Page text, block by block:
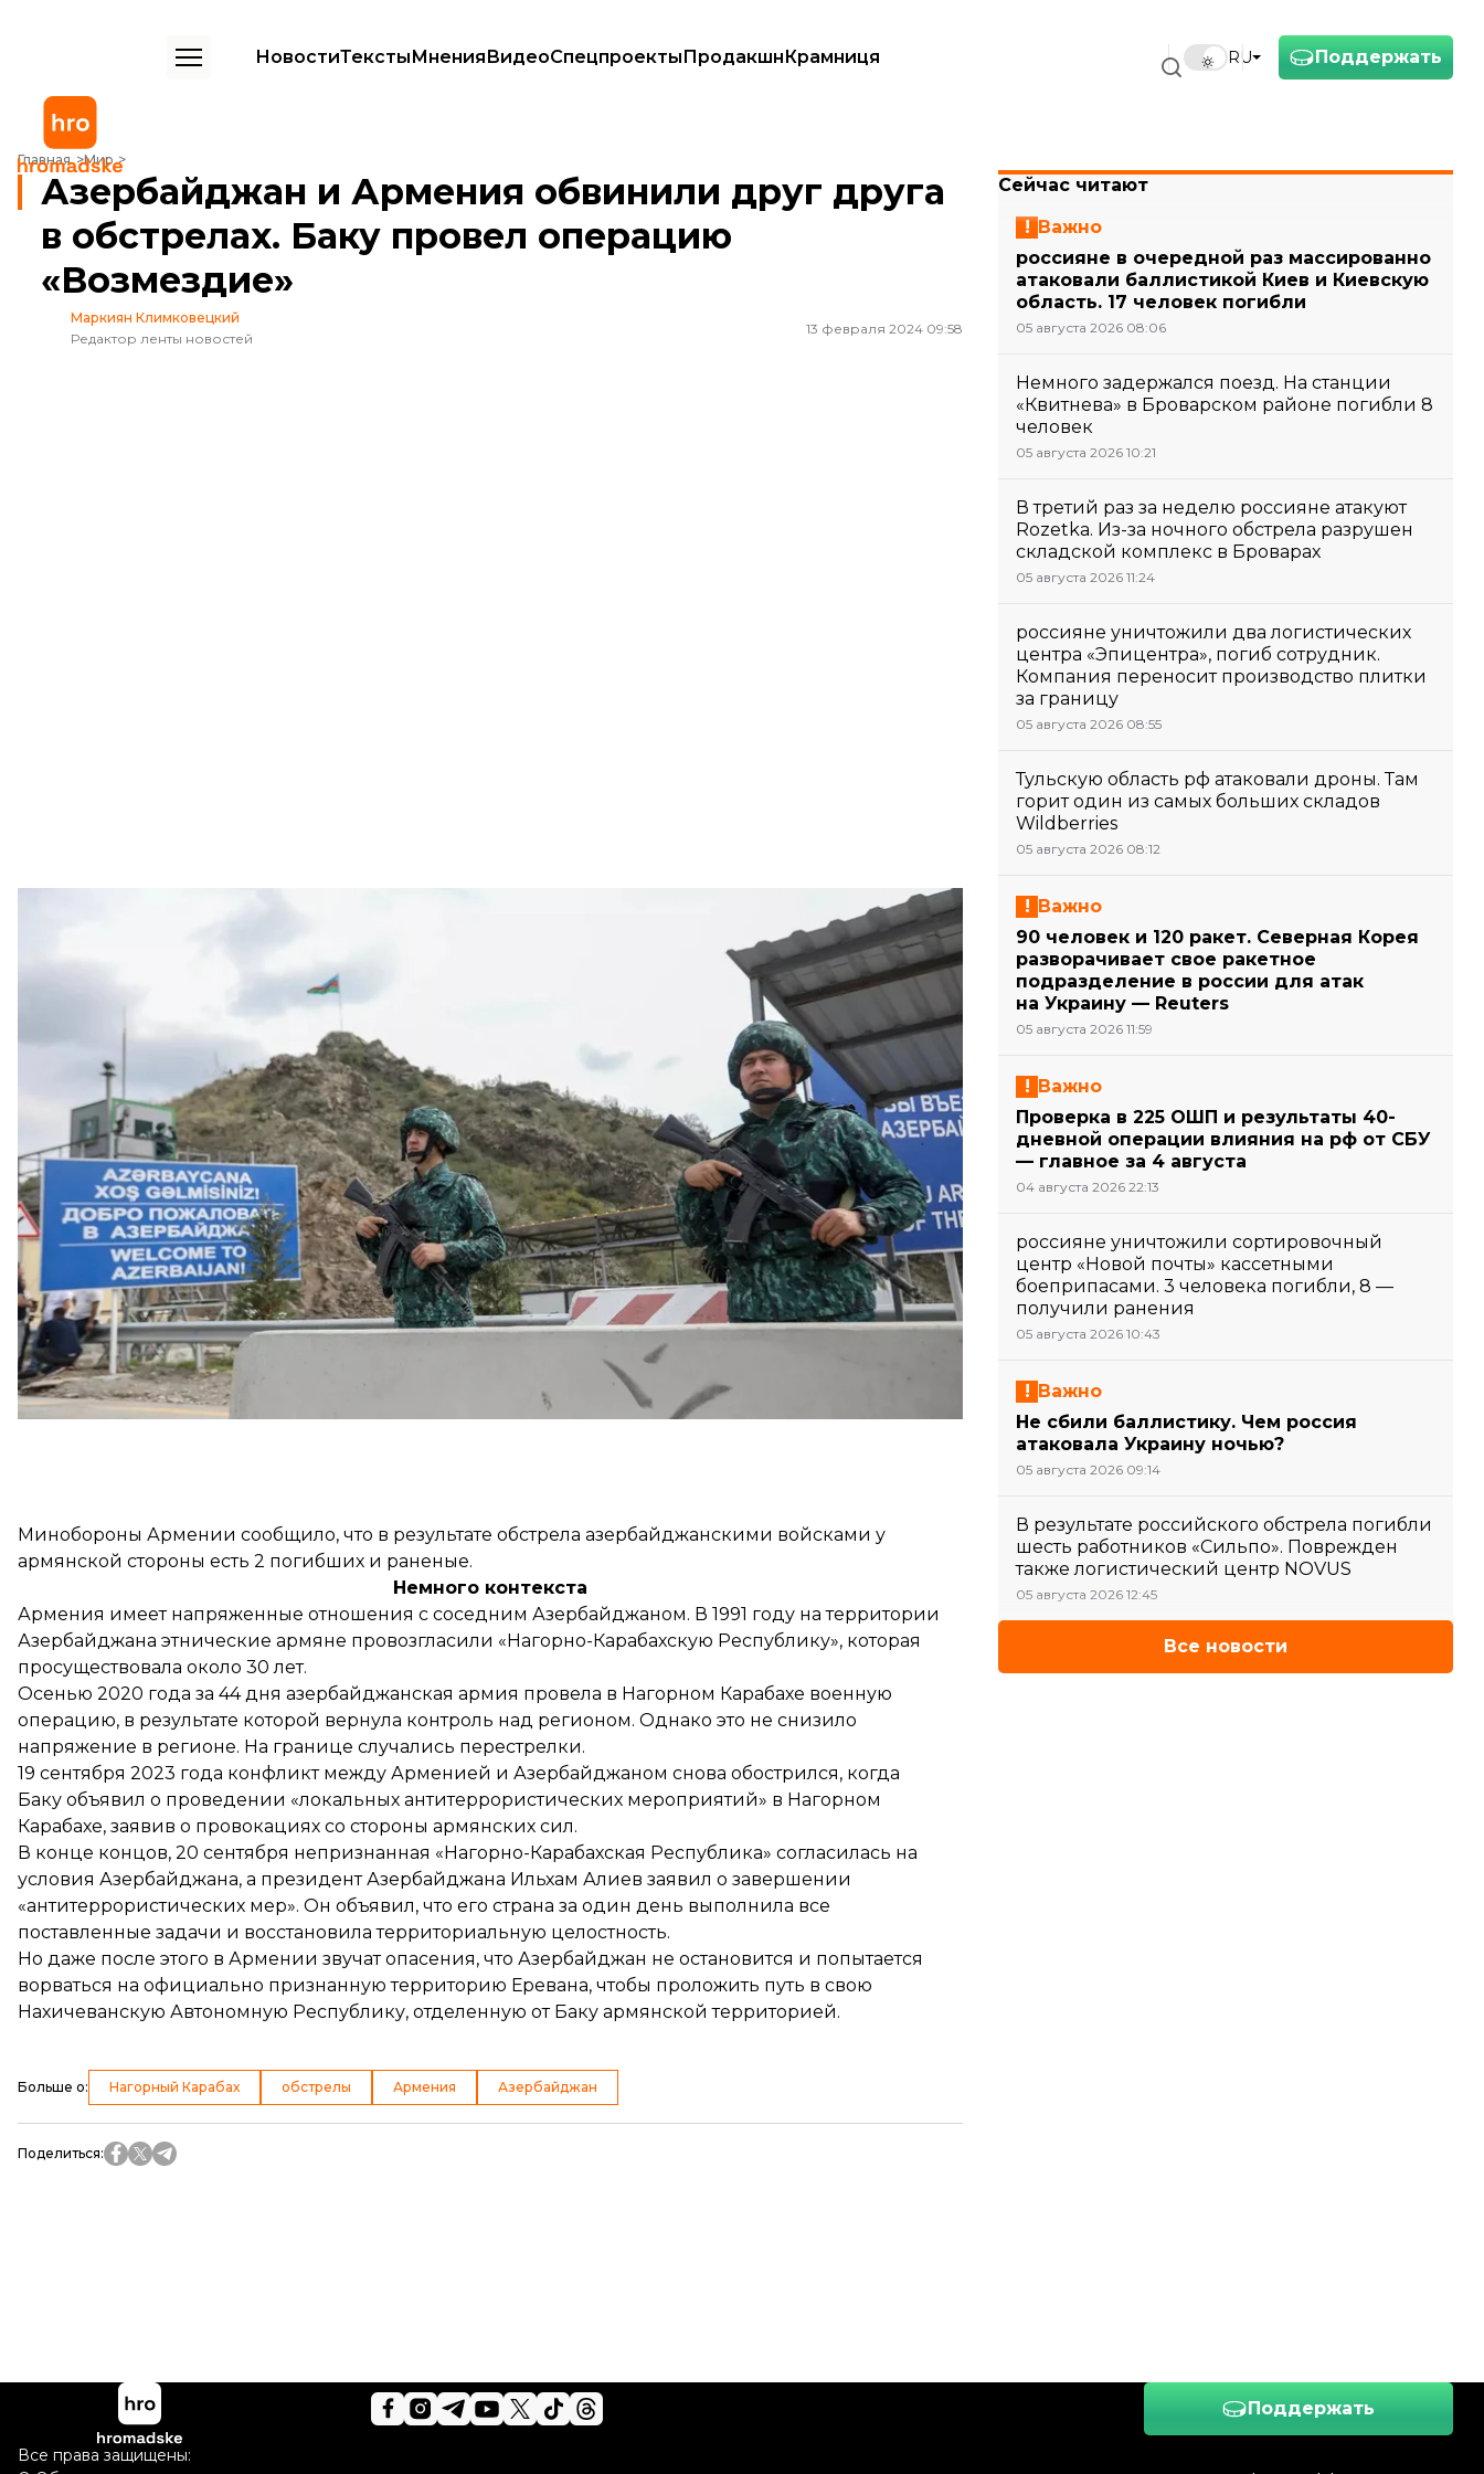
Поддержать
RU
НовостиТекстыМненияВидеоСпецпроектыПродакшнКрамниця
Главная Мир
Азербайджан и Армения обвинили друг друга в обстрелах. Баку провел операцию «Возмездие»
Азербайджан и Армения обвинили друг друга
в обстрелах. Баку провел операцию
«Возмездие»
Маркиян Климковецкий
Редактор ленты новостей
13 февраля 2024 09:58
Азербайджанские военнослужащие охраняют контрольно-пропускной пункт «Лачин» в Азербайджане, 1 октября 2023 года
Минобороны Азербайджана заявило, что Армения дважды обстреляла его позиции. Армянская
сторона говорит об обстреле со стороны Азербайджана. Есть погибшие.
Об этом говорится в сообщениях Министерства обороны обеих сторон.
Азербайджанское ведомство
утверждает
, что вечером 12 февраля подразделения вооруженных
сил Армении дважды обстреляли из стрелкового оружия позиции азербайджанской армии в
направлении населенного пункта Коханаби.
В ответ на это азербайджанские пограничники провели операцию «Возмездие», в результате
которой, какутверждают, полностью уничтожили боевой пост Армении вблизи населенного пункта
Неркин Ханд, откуда якобы производился обстрел. Ответственность за это Азербайджан возложил
на Армению.
Минобороны Армении сообщило, что в результате обстрела азербайджанскими войсками у
армянской стороны есть 2 погибших и раненые.
Немного контекста
Армения имеет напряженные отношения с соседним Азербайджаном. В 1991 году на территории
Азербайджана этнические армяне провозгласили «Нагорно-Карабахскую Республику», которая
просуществовала около 30 лет.
Осенью 2020 года за 44 дня азербайджанская армия провела в Нагорном Карабахе военную
операцию, в результате которой вернула контроль над регионом. Однако это не снизило
напряжение в регионе. На границе случались перестрелки.
19 сентября 2023 года конфликт между Арменией и Азербайджаном снова обострился, когда
Баку объявил о проведении «локальных антитеррористических мероприятий» в Нагорном
Карабахе, заявив о провокациях со стороны армянских сил.
В конце концов, 20 сентября непризнанная «Нагорно-Карабахская Республика» согласилась на
условия Азербайджана, а президент Азербайджана Ильхам Алиев заявил о завершении
«антитеррористических мер». Он объявил, что его страна за один день выполнила все
поставленные задачи и восстановила территориальную целостность.
Но даже после этого в Армении звучат опасения, что Азербайджан не остановится и попытается
ворваться на официально признанную территорию Еревана, чтобы проложить путь в свою
Нахичеванскую Автономную Республику, отделенную от Баку армянской территорией.
Больше о: Нагорный Карабах обстрелы Армения Азербайджан
Поделиться:
Сейчас читают
Важно
россияне в очередной раз массированно
атаковали баллистикой Киев и Киевскую
область. 17 человек погибли
05 августа 2026 08:06
Немного задержался поезд. На станции
«Квитнева» в Броварском районе погибли 8
человек
05 августа 2026 10:21
В третий раз за неделю россияне атакуют
Rozetka. Из-за ночного обстрела разрушен
складской комплекс в Броварах
05 августа 2026 11:24
россияне уничтожили два логистических
центра «Эпицентра», погиб сотрудник.
Компания переносит производство плитки
за границу
05 августа 2026 08:55
Тульскую область рф атаковали дроны. Там
горит один из самых больших складов
Wildberries
05 августа 2026 08:12
Важно
90 человек и 120 ракет. Северная Корея
разворачивает свое ракетное
подразделение в россии для атак
на Украину — Reuters
05 августа 2026 11:59
Важно
Проверка в 225 ОШП и результаты 40-
дневной операции влияния на рф от СБУ
— главное за 4 августа
04 августа 2026 22:13
россияне уничтожили сортировочный
центр «Новой почты» кассетными
боеприпасами. 3 человека погибли, 8 —
получили ранения
05 августа 2026 10:43
Важно
Не сбили баллистику. Чем россия
атаковала Украину ночью?
05 августа 2026 09:14
В результате российского обстрела погибли
шесть работников «Сильпо». Поврежден
также логистический центр NOVUS
05 августа 2026 12:45
Все новости
Поддержать
Все права защищены: